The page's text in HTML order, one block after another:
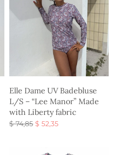
Elle Dame UV Badebluse
L/S – “Lee Manor” Made
with Liberty fabric
$74,85 Den
$ 52,35Den